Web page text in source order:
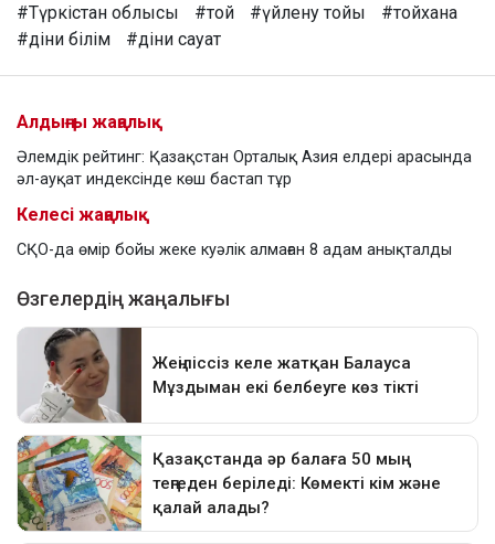
#Түркістан облысы #той #үйлену тойы
#тойхана
#діни білім
#діни сауат
Алдыңғы жаңалық
Әлемдік рейтинг: Қазақстан Орталық Азия елдері арасында
әл-ауқат индексінде көш бастап тұр
Келесі жаңалық
СҚО-да өмір бойы жеке куәлік алмаған 8 адам анықталды